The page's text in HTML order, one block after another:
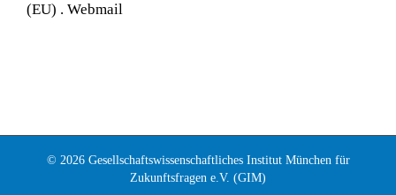
(EU) . Webmail
© 2026 Gesellschaftswissenschaftliches Institut München für
Zukunftsfragen e.V. (GIM)